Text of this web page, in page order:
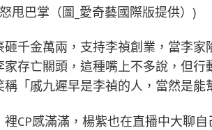
甩巴掌（圖_愛奇藝國際版提供）)
千金萬兩，支持李禎創業，當李
存亡關頭，這種嘴上不多說，但
「戚九遲早是李禎的人，當然是能
CP感滿滿，楊紫也在直播中大聊